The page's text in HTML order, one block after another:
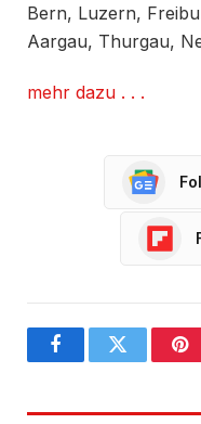
Bern, Luzern,
Aargau, Thurgau,
mehr dazu . . .
FacebookTwitter